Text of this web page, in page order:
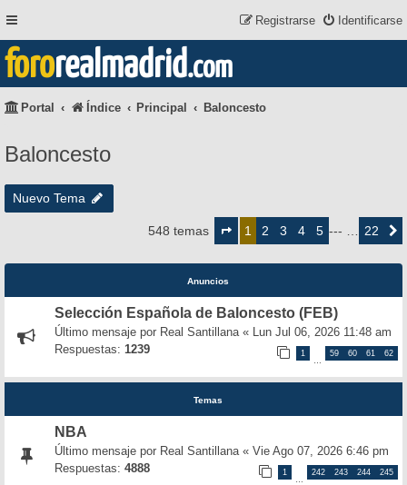
Identificarse
Registrarse
fororealmadrid.com
Portal Índice Principal Baloncesto
Baloncesto
Nuevo Tema
548 temas
de
1 2 3 4 5 --- … 22
Anuncios
Selección Española de Baloncesto (FEB)
Último mensaje por Real Santillana« Lun Jul 06, 2026 11:48 am
Respuestas: 1239 1
…
59 60 61 62
Temas
NBA
Último mensaje por Real Santillana« Vie Ago 07, 2026 6:46 pm
Respuestas: 4888 1
…
242 243 244 245